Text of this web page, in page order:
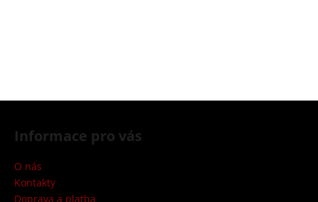
i
k
y
j
m
e
Z
Informace pro vás
O nás
Kontakty
Doprava a platba